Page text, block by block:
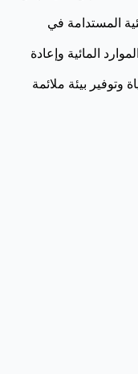
المستدامة في
المائية وإعادة
وتوفير بيئة ملائمة